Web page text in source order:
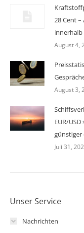
28 Cent –
innerhalb
August 4,
August 3,
EUR/
Juli 31,
Unser Service
Nachrichten